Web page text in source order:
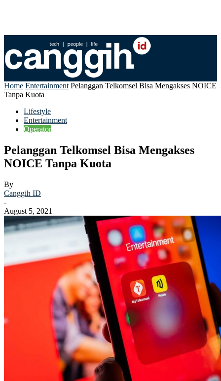
Home Entertainment Pelanggan Telkomsel Bisa Mengakses NOICE
Tanpa Kuota
Lifestyle
Entertainment
Operator
Pelanggan Telkomsel Bisa Mengakses
NOICE Tanpa Kuota
By
Canggih ID
-
August 5, 2021